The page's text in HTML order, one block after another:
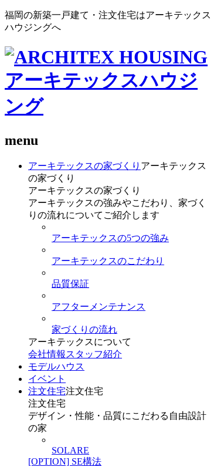
福岡の新築一戸建て・注文住宅はアーキテックス
ハウジングへ
menu
アーキテックスの家づくり アーキテックス
の家づくり
アーキテックスの家づくり
アーキテックスの強みやこだわり、家づく
りの流れについてご紹介します
アーキテックスの5つの強み
アーキテックスのこだわり
品質保証
アフターメンテナンス
家づくりの流れ
アーキテックスについて
会社情報 スタッフ紹介
モデルハウス
イベント
注文住宅注文住宅
注文住宅
デザイン・性能・品質にこだわる自由設計
の家
SOLARE
[OPTION] SE構法